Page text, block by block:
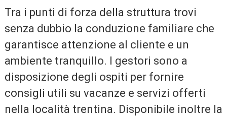
Tra i punti di forza della struttura trovi
senza dubbio la conduzione familiare che
garantisce attenzione al cliente e un
ambiente tranquillo. I gestori sono a
disposizione degli ospiti per fornire
consigli utili su vacanze e servizi offerti
nella località trentina. Disponibile inoltre la